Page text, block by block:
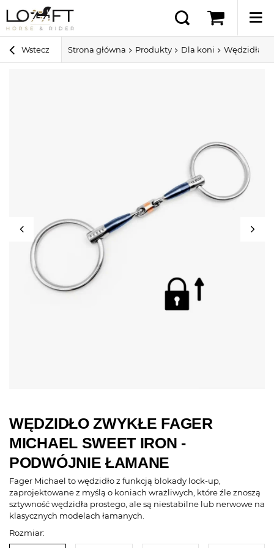
Wstecz Strona główna Produkty Dla koni Wędzidła
WĘDZIDŁO ZWYKŁE FAGER
MICHAEL SWEET IRON -
PODWÓJNIE ŁAMANE
Fager Michael to wędzidło z funkcją blokady lock-up,
zaprojektowane z myślą o koniach wrażliwych, które źle znoszą
sztywność wędzidła prostego, ale są niestabilne lub nerwowe na
klasycznych modelach łamanych.
Rozmiar: